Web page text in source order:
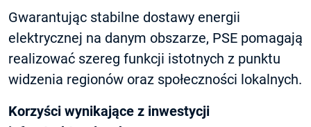
Gwarantując stabilne dostawy energii
elektrycznej na danym obszarze, PSE pomagają
realizować szereg funkcji istotnych z punktu
widzenia regionów oraz społeczności lokalnych.
Korzyści wynikające z inwestycji